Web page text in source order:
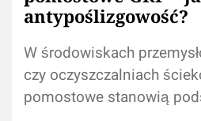
antypoślizgowość?
W środowiskach
czy oczyszczalniach
pomostowe stanowią